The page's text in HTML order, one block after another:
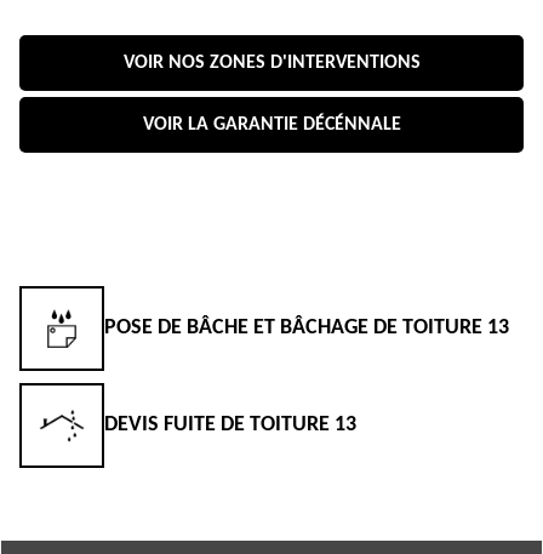
VOIR NOS ZONES D'INTERVENTIONS
VOIR LA GARANTIE DÉCÉNNALE
POSE DE BÂCHE ET BÂCHAGE DE TOITURE 13
DEVIS FUITE DE TOITURE 13